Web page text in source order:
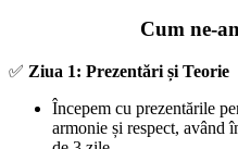
Cum ne-
✅️ Ziua 1: Prezentări și Teorie
Începem cu prezentările
armonie și respect, având